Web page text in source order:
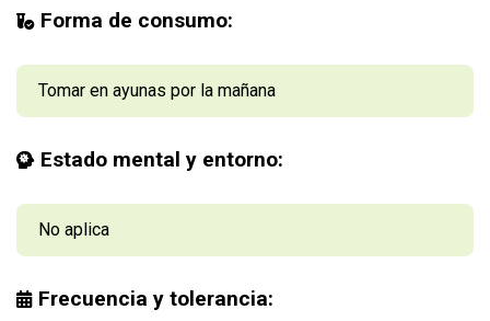
Forma de consumo:
Tomar en ayunas por la mañana
Estado mental y entorno:
No aplica
Frecuencia y tolerancia: